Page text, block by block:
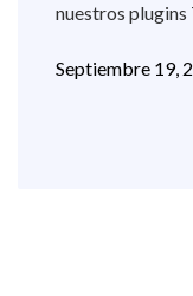
nuestros plugins
Septiembre 19,